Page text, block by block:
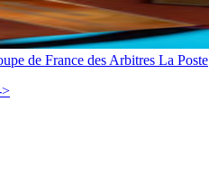
de France des Arbitres La Poste
>